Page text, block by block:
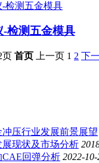
检测五金模具
页 首页 上一页 1 2 下
压行业发展前景展望
现状及市场分析
回弹分析 2022-10-